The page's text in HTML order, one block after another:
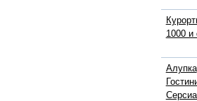
1000 и
Алупка